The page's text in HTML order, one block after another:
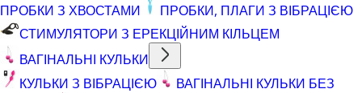
ПРОБКИ З ХВОСТАМИ
ПРОБКИ, ПЛАГИ З ВІБРАЦІЄЮ
СТИМУЛЯТОРИ З ЕРЕКЦІЙНИМ КІЛЬЦЕМ
ВАГІНАЛЬНІ КУЛЬКИ
КУЛЬКИ З ВІБРАЦІЄЮ
ВАГІНАЛЬНІ КУЛЬКИ БЕЗ